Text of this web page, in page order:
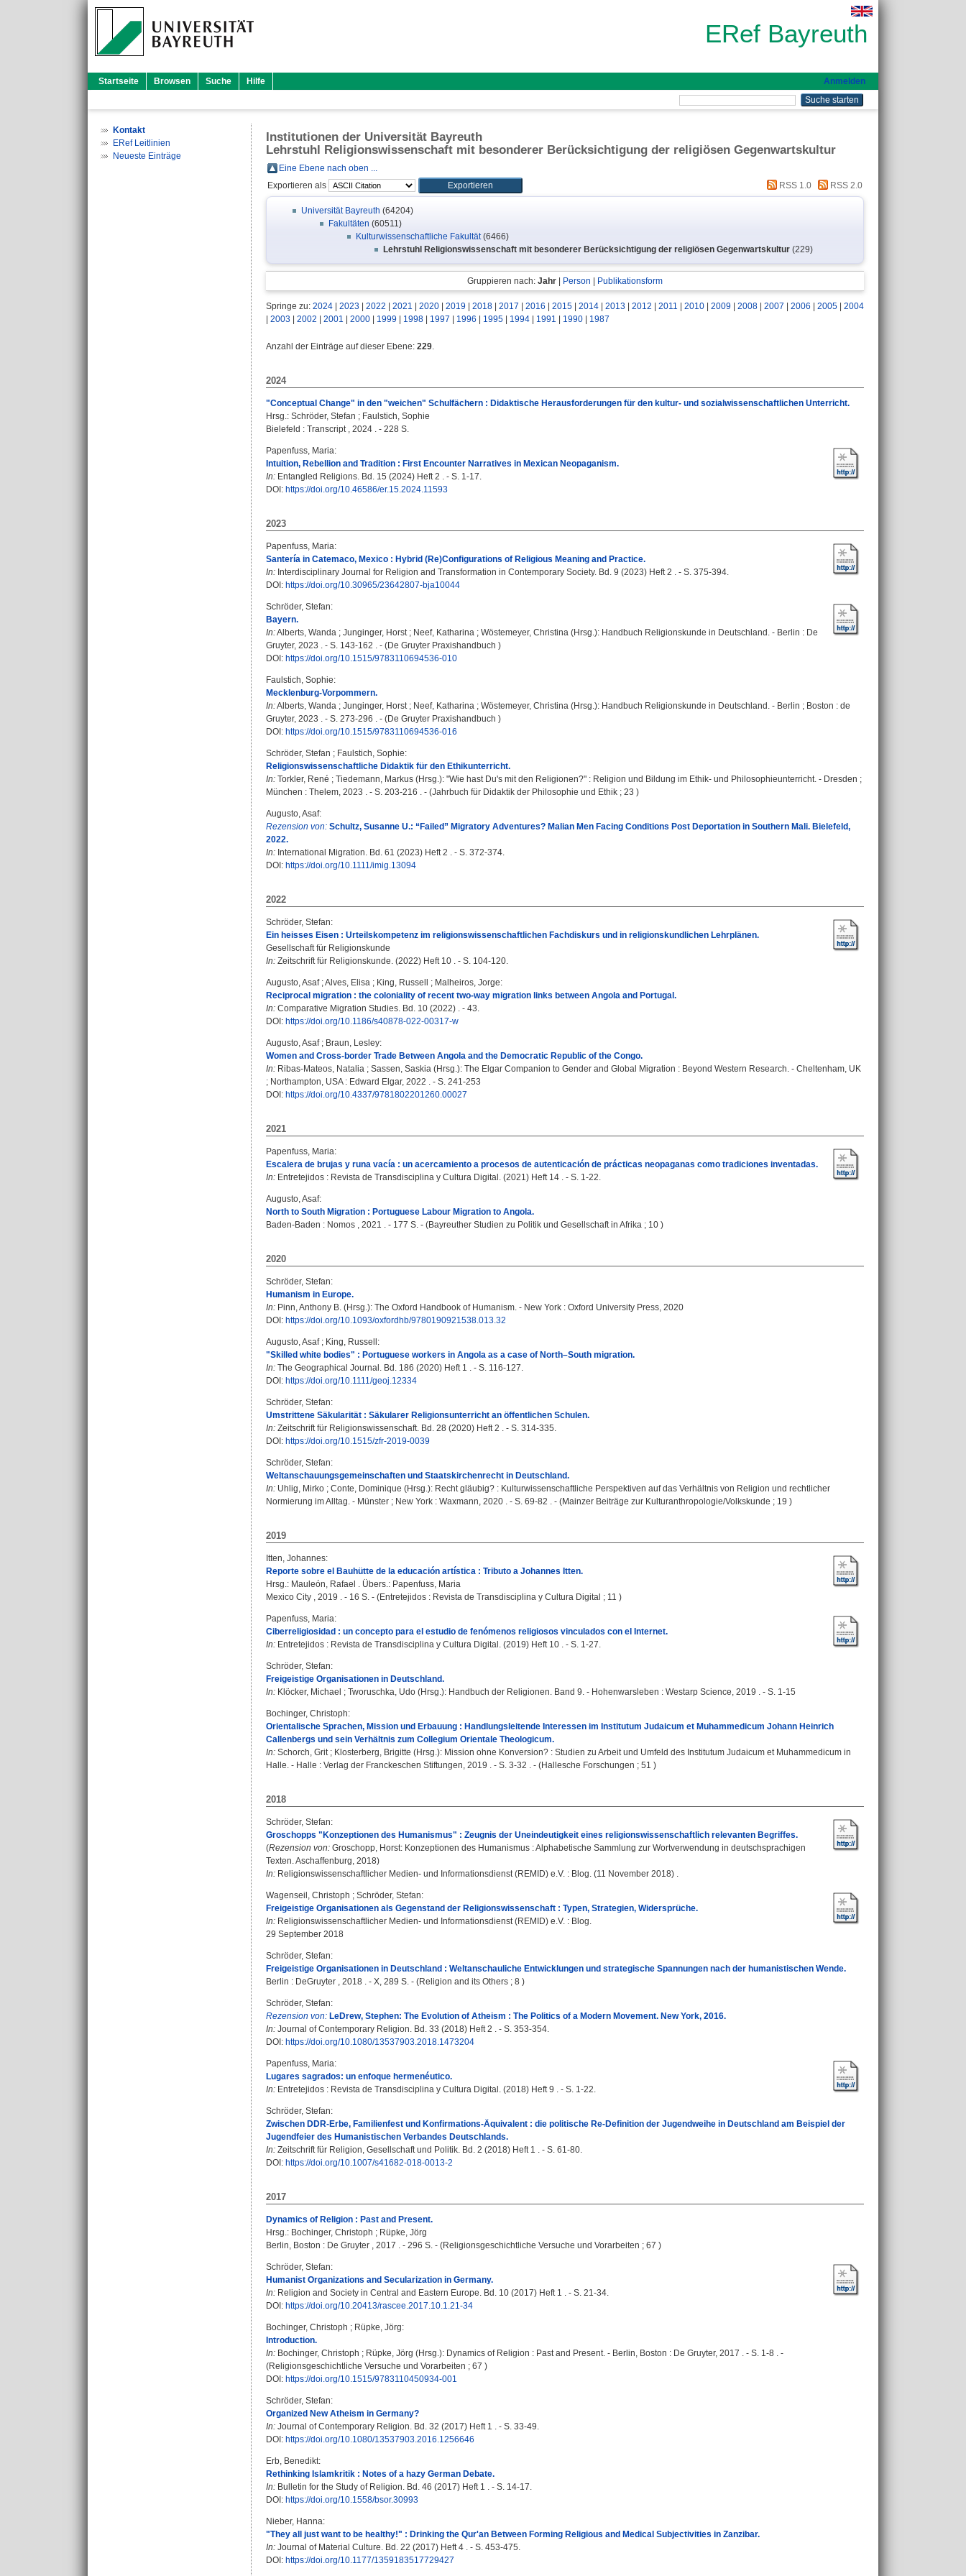
ERef Bayreuth
Startseite Browsen Suche Hilfe Anmelden
Kontakt
ERef Leitlinien
Neueste Einträge
Institutionen der Universität Bayreuth
Lehrstuhl Religionswissenschaft mit besonderer Berücksichtigung der religiösen Gegenwartskultur
Eine Ebene nach oben ...
Exportieren als
RSS 1.0 RSS 2.0
Universität Bayreuth (64204)
Fakultäten (60511)
Kulturwissenschaftliche Fakultät(6466)
Lehrstuhl Religionswissenschaft mit besonderer Berücksichtigung der religiösen Gegenwartskultur (229)
Gruppieren nach: Jahr Person Publikationsform
Springe zu: 2024 2023 2022 2021 2020 2019 2018 2017 2016 2015 2014 2013 2012 2011 2010 2009 2008 2007 2006 2005
2004
2003 2002 2001 2000 1999 1998 1997 1996 1995 1994 1991 1990 1987
Anzahl der Einträge auf dieser Ebene: 229.
2024
"Conceptual Change" in den "weichen" Schulfächern : Didaktische Herausforderungen für den kultur- und sozialwissenschaftlichen Unterricht.
Hrsg.: Schröder, Stefan ; Faulstich, Sophie
Bielefeld : Transcript , 2024 . - 228 S.
Papenfuss, Maria:
Intuition, Rebellion and Tradition : First Encounter Narratives in Mexican Neopaganism.
In: Entangled Religions. Bd. 15 (2024) Heft 2 . - S. 1-17.
DOI: https://doi.org/10.46586/er.15.2024.11593
2023
Papenfuss, Maria:
Santería in Catemaco, Mexico : Hybrid (Re)Configurations of Religious Meaning and Practice.
In: Interdisciplinary Journal for Religion and Transformation in Contemporary Society. Bd. 9 (2023) Heft 2 . - S. 375-394.
DOI: https://doi.org/10.30965/23642807-bja10044
Schröder, Stefan:
Bayern.
In:Alberts, Wanda ; Junginger, Horst; Neef, Katharina ; Wöstemeyer, Christina (Hrsg.): Handbuch Religionskunde in Deutschland. - Berlin : De
Gruyter, 2023 . - S. 143-162 . - (De Gruyter Praxishandbuch )
DOI: https://doi.org/10.1515/9783110694536-010
Faulstich, Sophie:
Mecklenburg-Vorpommern.
In:Alberts, Wanda ; Junginger, Horst; Neef, Katharina ; Wöstemeyer, Christina (Hrsg.): Handbuch Religionskunde in Deutschland. - Berlin ; Boston : de
Gruyter, 2023 . - S. 273-296 . - (De Gruyter Praxishandbuch )
DOI: https://doi.org/10.1515/9783110694536-016
Schröder, Stefan ; Faulstich, Sophie:
Religionswissenschaftliche Didaktik für den Ethikunterricht.
In: Torkler, René ; Tiedemann, Markus (Hrsg.): "Wie hast Du's mit den Religionen?" : Religion und Bildung im Ethik- und Philosophieunterricht. - Dresden ;
München : Thelem, 2023 . - S. 203-216 . - (Jahrbuch für Didaktik der Philosophie und Ethik ; 23 )
Augusto, Asaf:
Rezension von: Schultz, Susanne U.: “Failed” Migratory Adventures? Malian Men Facing Conditions Post Deportation in Southern Mali. Bielefeld,
2022.
In: International Migration. Bd. 61 (2023) Heft 2 . - S. 372-374.
DOI: https://doi.org/10.1111/imig.13094
2022
Schröder, Stefan:
Ein heisses Eisen : Urteilskompetenz im religionswissenschaftlichen Fachdiskurs und in religionskundlichen Lehrplänen.
Gesellschaft für Religionskunde
In: Zeitschrift für Religionskunde. (2022) Heft 10 . - S. 104-120.
Augusto, Asaf;Alves, Elisa ; King, Russell ; Malheiros, Jorge:
Reciprocal migration : the coloniality of recent two-way migration links between Angola and Portugal.
In: Comparative Migration Studies. Bd. 10 (2022) . - 43.
DOI: https://doi.org/10.1186/s40878-022-00317-w
Augusto, Asaf; Braun, Lesley:
Women and Cross-border Trade Between Angola and the Democratic Republic of the Congo.
In: Ribas-Mateos, Natalia ; Sassen, Saskia (Hrsg.): The Elgar Companion to Gender and Global Migration : Beyond Western Research. - Cheltenham, UK
; Northampton, USA : Edward Elgar, 2022 . - S. 241-253
DOI: https://doi.org/10.4337/9781802201260.00027
2021
Papenfuss, Maria:
Escalera de brujas y runa vacía : un acercamiento a procesos de autenticación de prácticas neopaganas como tradiciones inventadas.
In: Entretejidos : Revista de Transdisciplina y Cultura Digital. (2021) Heft 14 . - S. 1-22.
Augusto, Asaf:
North to South Migration : Portuguese Labour Migration to Angola.
Baden-Baden : Nomos , 2021 . - 177 S. - (Bayreuther Studien zu Politik und Gesellschaft in Afrika ; 10 )
2020
Schröder, Stefan:
Humanism in Europe.
In: Pinn, Anthony B. (Hrsg.): The Oxford Handbook of Humanism. - New York : Oxford University Press, 2020
DOI: https://doi.org/10.1093/oxfordhb/9780190921538.013.32
Augusto, Asaf; King, Russell :
"Skilled white bodies" : Portuguese workers in Angola as a case of North–South migration.
In: The Geographical Journal. Bd. 186 (2020) Heft 1 . - S. 116-127.
DOI: https://doi.org/10.1111/geoj.12334
Schröder, Stefan:
Umstrittene Säkularität : Säkularer Religionsunterricht an öffentlichen Schulen.
In: Zeitschrift für Religionswissenschaft. Bd. 28 (2020) Heft 2 . - S. 314-335.
DOI: https://doi.org/10.1515/zfr-2019-0039
Schröder, Stefan:
Weltanschauungsgemeinschaften und Staatskirchenrecht in Deutschland.
In: Uhlig, Mirko ; Conte, Dominique (Hrsg.): Recht gläubig? : Kulturwissenschaftliche Perspektiven auf das Verhältnis von Religion und rechtlicher
Normierung im Alltag. - Münster ; New York : Waxmann, 2020 . - S. 69-82 . - (Mainzer Beiträge zur Kulturanthropologie/Volkskunde ; 19 )
2019
Itten, Johannes:
Reporte sobre el Bauhütte de la educación artística : Tributo a Johannes Itten.
Hrsg.: Mauleón, Rafael . Übers.: Papenfuss, Maria
Mexico City , 2019 . - 16 S. - (Entretejidos : Revista de Transdisciplina y Cultura Digital ; 11 )
Papenfuss, Maria:
Ciberreligiosidad : un concepto para el estudio de fenómenos religiosos vinculados con el Internet.
In: Entretejidos : Revista de Transdisciplina y Cultura Digital. (2019) Heft 10 . - S. 1-27.
Schröder, Stefan:
Freigeistige Organisationen in Deutschland.
In: Klöcker, Michael ; Tworuschka, Udo (Hrsg.): Handbuch der Religionen. Band 9. - Hohenwarsleben : Westarp Science, 2019 . - S. 1-15
Bochinger, Christoph:
Orientalische Sprachen, Mission und Erbauung : Handlungsleitende Interessen im Institutum Judaicum et Muhammedicum Johann Heinrich
Callenbergs und sein Verhältnis zum Collegium Orientale Theologicum.
In: Schorch, Grit; Klosterberg, Brigitte (Hrsg.): Mission ohne Konversion? : Studien zu Arbeit und Umfeld des Institutum Judaicum et Muhammedicum in
Halle. - Halle : Verlag der Franckeschen Stiftungen, 2019 . - S. 3-32 . - (Hallesche Forschungen ; 51 )
2018
Schröder, Stefan:
Groschopps "Konzeptionen des Humanismus" : Zeugnis der Uneindeutigkeit eines religionswissenschaftlich relevanten Begriffes.
(Rezension von: Groschopp, Horst: Konzeptionen des Humanismus : Alphabetische Sammlung zur Wortverwendung in deutschsprachigen
Texten. Aschaffenburg, 2018)
In: Religionswissenschaftlicher Medien- und Informationsdienst (REMID) e.V. : Blog. (11 November 2018) .
Wagenseil, Christoph ; Schröder, Stefan:
Freigeistige Organisationen als Gegenstand der Religionswissenschaft : Typen, Strategien, Widersprüche.
In: Religionswissenschaftlicher Medien- und Informationsdienst (REMID) e.V. : Blog.
29 September 2018
Schröder, Stefan:
Freigeistige Organisationen in Deutschland : Weltanschauliche Entwicklungen und strategische Spannungen nach der humanistischen Wende.
Berlin : DeGruyter , 2018 . - X, 289 S. - (Religion and its Others ; 8 )
Schröder, Stefan:
Rezension von: LeDrew, Stephen: The Evolution of Atheism : The Politics of a Modern Movement. New York, 2016.
In: Journal of Contemporary Religion. Bd. 33 (2018) Heft 2 . - S. 353-354.
DOI: https://doi.org/10.1080/13537903.2018.1473204
Papenfuss, Maria:
Lugares sagrados: un enfoque hermenéutico.
In: Entretejidos : Revista de Transdisciplina y Cultura Digital. (2018) Heft 9 . - S. 1-22.
Schröder, Stefan:
Zwischen DDR-Erbe, Familienfest und Konfirmations-Äquivalent : die politische Re-Definition der Jugendweihe in Deutschland am Beispiel der
Jugendfeier des Humanistischen Verbandes Deutschlands.
In: Zeitschrift für Religion, Gesellschaft und Politik. Bd. 2 (2018) Heft 1 . - S. 61-80.
DOI: https://doi.org/10.1007/s41682-018-0013-2
2017
Dynamics of Religion : Past and Present.
Hrsg.: Bochinger, Christoph ; Rüpke, Jörg
Berlin, Boston : De Gruyter , 2017 . - 296 S. - (Religionsgeschichtliche Versuche und Vorarbeiten ; 67 )
Schröder, Stefan:
Humanist Organizations and Secularization in Germany.
In: Religion and Society in Central and Eastern Europe. Bd. 10 (2017) Heft 1 . - S. 21-34.
DOI: https://doi.org/10.20413/rascee.2017.10.1.21-34
Bochinger, Christoph ; Rüpke, Jörg:
Introduction.
In: Bochinger, Christoph ; Rüpke, Jörg (Hrsg.): Dynamics of Religion : Past and Present. - Berlin, Boston : De Gruyter, 2017 . - S. 1-8 . -
(Religionsgeschichtliche Versuche und Vorarbeiten ; 67 )
DOI: https://doi.org/10.1515/9783110450934-001
Schröder, Stefan:
Organized New Atheism in Germany?
In: Journal of Contemporary Religion. Bd. 32 (2017) Heft 1 . - S. 33-49.
DOI: https://doi.org/10.1080/13537903.2016.1256646
Erb, Benedikt:
Rethinking Islamkritik : Notes of a hazy German Debate.
In: Bulletin for the Study of Religion. Bd. 46 (2017) Heft 1 . - S. 14-17.
DOI: https://doi.org/10.1558/bsor.30993
Nieber, Hanna:
"They all just want to be healthy!" : Drinking the Qur'an Between Forming Religious and Medical Subjectivities in Zanzibar.
In: Journal of Material Culture. Bd. 22 (2017) Heft 4 . - S. 453-475.
DOI: https://doi.org/10.1177/1359183517729427